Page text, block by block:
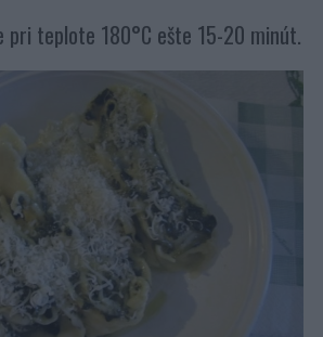
pri teplote 180°C ešte 15-20 minút.